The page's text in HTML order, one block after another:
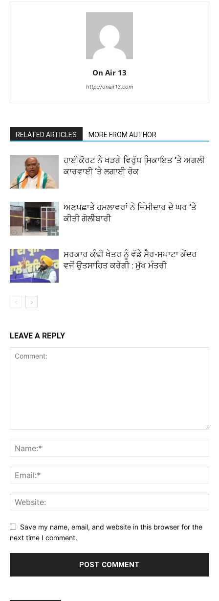
On Air 13
http://onair13.com
RELATED ARTICLES MORE FROM AUTHOR
ਹਾਈਕੋਰਟ ਨੇ ਖੜਗੇ ਵਿਰੁੱਧ ਸਿ਼ਕਾਇਤ ‘ਤੇ ਅਗਲੀ
ਕਾਰਵਾਈ ‘ਤੇ ਲਗਾਈ ਰੋਕ
ਅਣਪਛਾਤੇ ਹਮਲਾਵਰਾਂ ਨੇ ਜਿੰਮੀਦਾਰ ਦੇ ਘਰ ‘ਤੇ
ਕੀਤੀ ਗੋਲੀਬਾਰੀ
ਸਰਕਾਰ ਕੰਢੀ ਖੇਤਰ ਨੂੰ ਵੱਡੇ ਸੈਰ-ਸਪਾਟਾ ਕੇਂਦਰ
ਵਜੋਂ ਉਤਸਾਹਿਤ ਕਰੇਗੀ : ਮੁੱਖ ਮੰਤਰੀ
LEAVE A REPLY
Save my name, email, and website in this browser for the
next time I comment.